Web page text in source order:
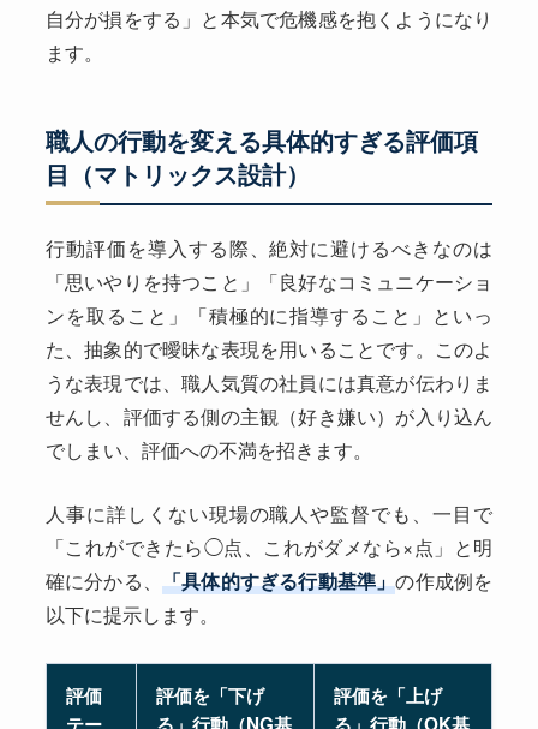
自分が損をする」と本気で危機感を抱くようになり
ます。
職人の行動を変える具体的すぎる評価項
目（マトリックス設計）
行動評価を導入する際、絶対に避けるべきなのは
「思いやりを持つこと」「良好なコミュニケーショ
ンを取ること」「積極的に指導すること」といっ
た、抽象的で曖昧な表現を用いることです。このよ
うな表現では、職人気質の社員には真意が伝わりま
せんし、評価する側の主観（好き嫌い）が入り込ん
でしまい、評価への不満を招きます。
人事に詳しくない現場の職人や監督でも、一目で
「これができたら◯点、これがダメなら×点」と明
確に分かる、「具体的すぎる行動基準」の作成例を
以下に提示します。
評価
評価を「下げ
評価を「上げ